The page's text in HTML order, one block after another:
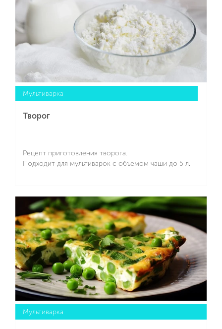
Мультиварка
Творог
Рецепт приготовления творога.
Подходит для мультиварок с объемом чаши до 5 л.
Подробнее
Мультиварка